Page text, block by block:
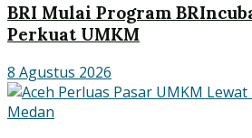
BRI Mulai Program
Perkuat UMKM
8 Agustus 2026